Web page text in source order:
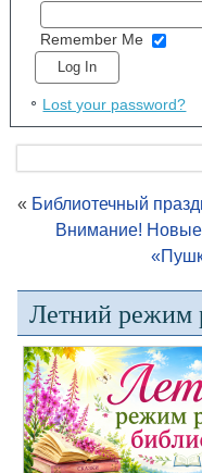
Remember Me
Lost your password?
« Библиотечный
Внимание!
Летний режим